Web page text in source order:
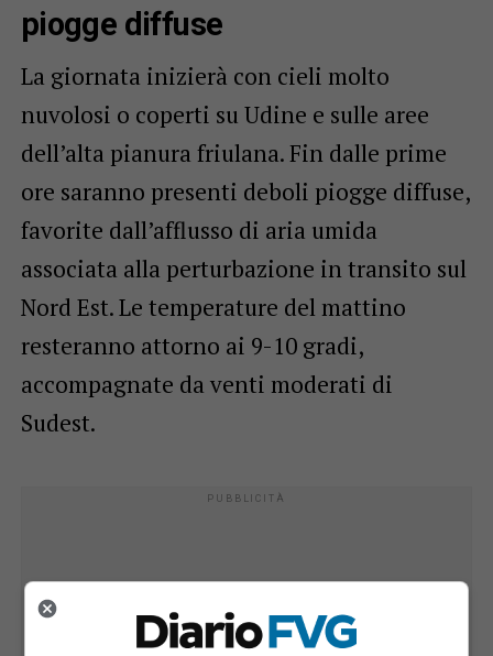
piogge diffuse
La giornata inizierà con cieli molto
nuvolosi o coperti su Udine e sulle aree
dell’alta pianura friulana. Fin dalle prime
ore saranno presenti deboli piogge diffuse,
favorite dall’afflusso di aria umida
associata alla perturbazione in transito sul
Nord Est. Le temperature del mattino
resteranno attorno ai 9-10 gradi,
accompagnate da venti moderati di
Sudest.